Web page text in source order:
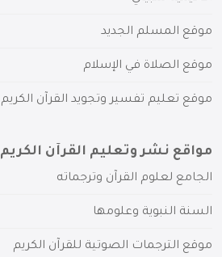
موقع المسلم الجديد
موقع الصلاة في الإسلام
موقع تعليم تفسير وتجويد القرآن الكريم
مواقع نشر وتعليم القرآن الكريم
الجامع لعلوم القرآن وترجماته
السنة النبوية وعلومها
موقع الترجمات الصوتية للقرآن الكريم